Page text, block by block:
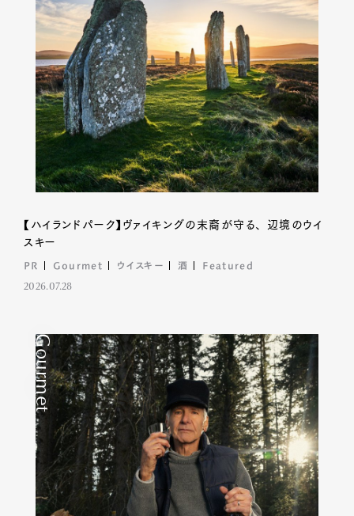
【ハイランドパーク】ヴァイキングの末裔が守る、 辺境のウイ
スキー
PR Gourmet ウイスキー 酒 Featured
2026.07.28
Gourmet